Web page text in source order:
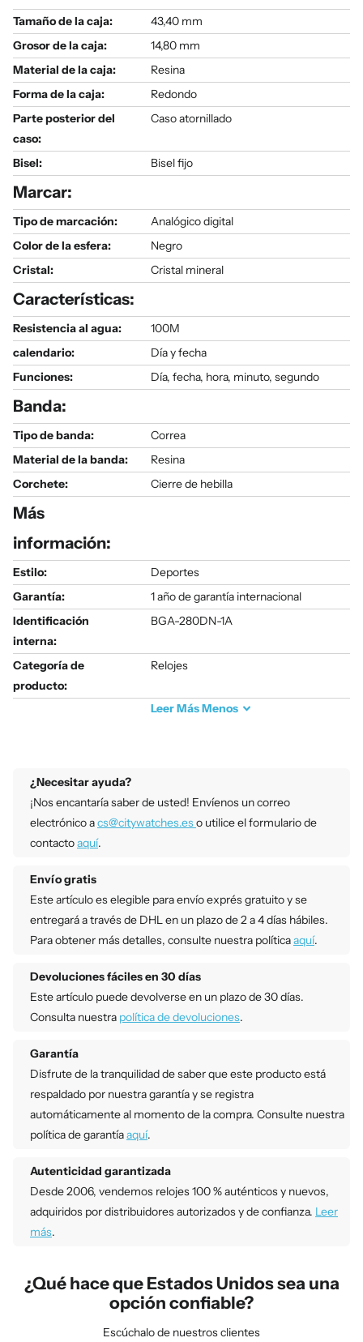
Tamaño de la caja:
43,40 mm
Grosor de la caja:
14,80 mm
Material de la caja:
Resina
Forma de la caja:
Redondo
Parte posterior del
caso:
Caso atornillado
Bisel: Bisel fijo
Marcar:
Tipo de marcación:
Analógico digital
Color de la esfera:
Negro
Cristal:
Cristal mineral
Características:
Resistencia al agua:
100M
calendario:
Día y fecha
Funciones:
Día, fecha, hora, minuto, segundo
Banda:
Tipo de banda:
Correa
Material de la banda:
Resina
Corchete:
Cierre de hebilla
Más
información:
Estilo:
Deportes
Garantía:
1 año de garantía internacional
Identificación
interna:
BGA-280DN-1A
Categoría de
producto:
Relojes
LeerMásMenos
¿Necesitar ayuda?
¡Nos encantaría saber de usted! Envíenos un correo
electrónico acs@citywatches.eso utilice el formulario de
contactoaquí.
Envío gratis
Este artículo es elegible para envío exprés gratuito y se
entregará a través de DHL en un plazo de 2 a 4 días hábiles.
Para obtener más detalles, consulte nuestra políticaaquí.
Devoluciones fáciles en 30 días
Este artículo puede devolverse en un plazo de 30 días.
Consulta nuestra política de devoluciones.
Garantía
Disfrute de la tranquilidad de saber que este producto está
respaldado por nuestra garantía y se registra
automáticamente al momento de la compra. Consulte nuestra
política de garantíaaquí.
Autenticidad garantizada
Desde 2006, vendemos relojes 100 % auténticos y nuevos,
adquiridos por distribuidores autorizados y de confianza. Leer
más.
¿Qué hace que Estados Unidos sea una
opción confiable?
Escúchalo de nuestros clientes